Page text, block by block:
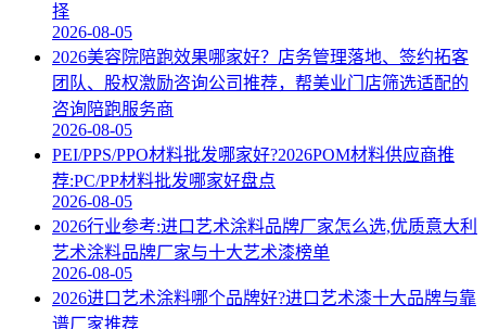
择
2026-08-05
2026美容院陪跑效果哪家好？店务管理落地、签约拓客
团队、股权激励咨询公司推荐，帮美业门店筛选适配的
咨询陪跑服务商
2026-08-05
PEI/PPS/PPO材料批发哪家好?2026POM材料供应商推
荐:PC/PP材料批发哪家好盘点
2026-08-05
2026行业参考:进口艺术涂料品牌厂家怎么选,优质意大利
艺术涂料品牌厂家与十大艺术漆榜单
2026-08-05
2026进口艺术涂料哪个品牌好?进口艺术漆十大品牌与靠
谱厂家推荐